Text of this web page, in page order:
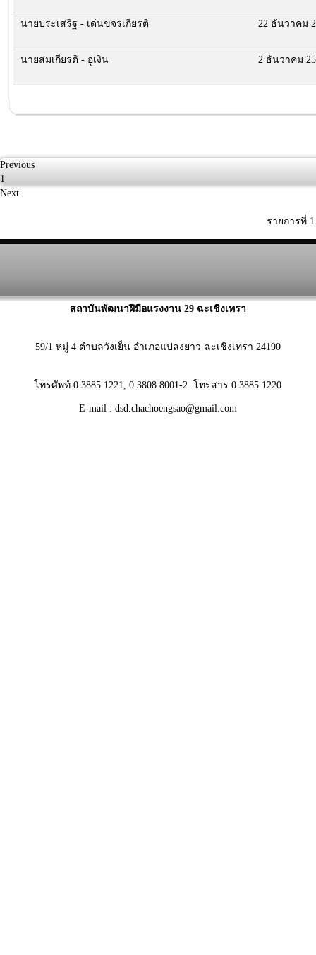
นายประเสริฐ - เด่นขจรเกียรติ 22 ธันวาคม
นายสมเกียรติ - อู่เงิน 2 ธันวาคม
Previous
1
Next
รายการที่
สถาบันพัฒนาฝีมือแรงงาน 29 ฉะเชิงเทรา
59/1 หมู่ 4 ตำบลวังเย็น อำเภอแปลงยาว ฉะเชิงเทรา 24190
โทรศัพท์ 0 3885 1221, 0 3808 8001-2 โทรสาร 0 3885 1220
E-mail : dsd.chachoengsao@gmail.com